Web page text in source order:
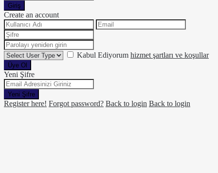
Giriş
Create an account
Kabul Ediyorum hizmet şartları ve koşullar
Üye Ol
Yeni Şifre
Yeni Şifre
Register here! Forgot password? Back to login Back to login